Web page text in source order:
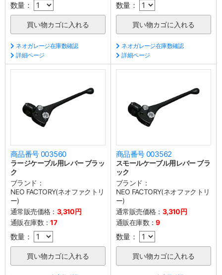
数量：
ネオガレージ在庫数確認
詳細ページ
数量：
ネオガレージ在庫数確認
詳細ページ
商品番号 003560
ラージケーブル用レバー ブラッ
ク
ブランド：
NEO FACTORY(ネオファクトリ
ー)
通常販売価格： 3,310円
通販在庫数：17
数量：
商品番号 003562
スモールケーブル用レバー ブラ
ック
ブランド：
NEO FACTORY(ネオファクトリ
ー)
通常販売価格： 3,310円
通販在庫数：9
数量：